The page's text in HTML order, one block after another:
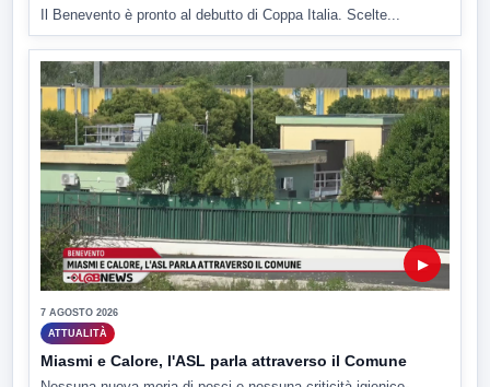
Il Benevento è pronto al debutto di Coppa Italia. Scelte...
▶
7 AGOSTO 2026
ATTUALITÀ
Miasmi e Calore, l'ASL parla attraverso il Comune